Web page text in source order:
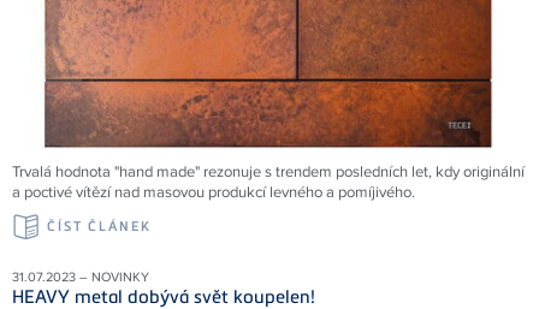
Trvalá hodnota "hand made" rezonuje s trendem posledních let, kdy originální
a poctivé vítězí nad masovou produkcí levného a pomíjivého.
ČÍST ČLÁNEK
31.07.2023 – NOVINKY
HEAVY metal dobývá svět koupelen!